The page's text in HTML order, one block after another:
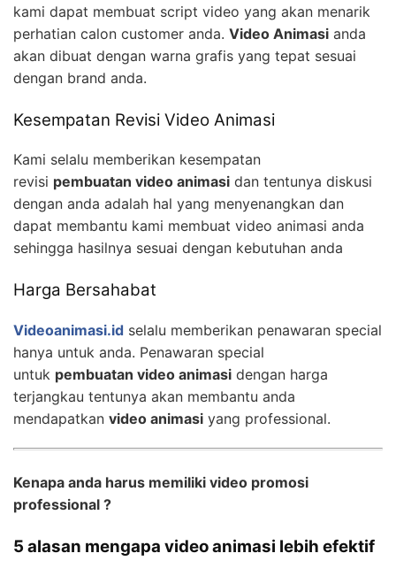
kami dapat membuat script video yang akan menarik
perhatian calon customer anda. Video Animasi anda
akan dibuat dengan warna grafis yang tepat sesuai
dengan brand anda.
Kesempatan Revisi Video Animasi
Kami selalu memberikan kesempatan
revisi pembuatan video animasi dan tentunya diskusi
dengan anda adalah hal yang menyenangkan dan
dapat membantu kami membuat video animasi anda
sehingga hasilnya sesuai dengan kebutuhan anda
Harga Bersahabat
Videoanimasi.id selalu memberikan penawaran special
hanya untuk anda. Penawaran special
untuk pembuatan video animasi dengan harga
terjangkau tentunya akan membantu anda
mendapatkan video animasi yang professional.
Kenapa anda harus memiliki video promosi
professional ?
5 alasan mengapa video animasi lebih efektif